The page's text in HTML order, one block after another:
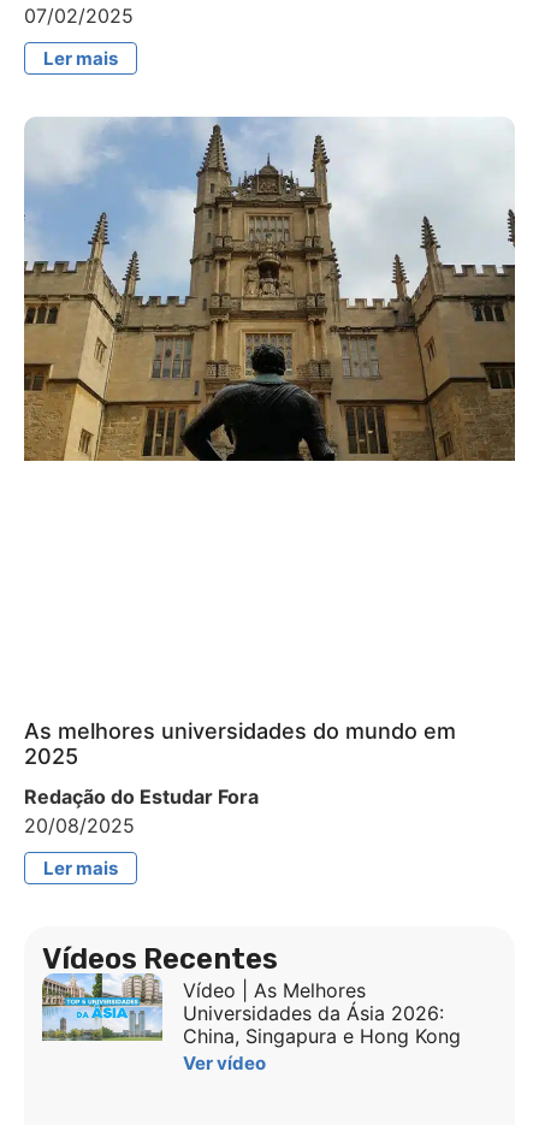
07/02/2025
Ler mais
As melhores universidades do mundo em
2025
Redação do Estudar Fora
20/08/2025
Ler mais
Vídeos Recentes
Vídeo | As Melhores
Universidades da Ásia 2026:
China, Singapura e Hong Kong
Ver vídeo